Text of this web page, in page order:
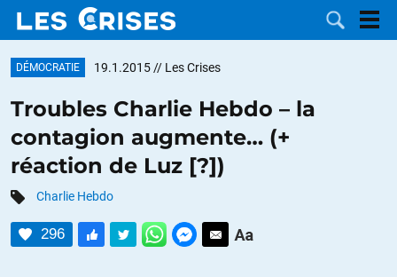
DOSSIERS
CATÉGORIES
MOTS CLÉS
DÉMOCRATIE 19.1.2015 // Les Crises
Troubles Charlie Hebdo – la
contagion augmente… (+
réaction de Luz [?])
Charlie Hebdo
296